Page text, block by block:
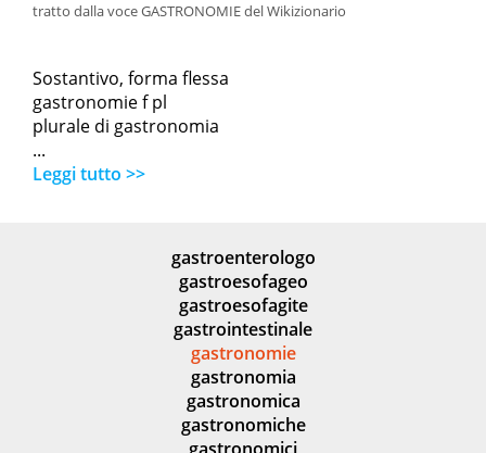
tratto dalla voce GASTRONOMIE del Wikizionario
Sostantivo, forma flessa
gastronomie f pl
plurale di gastronomia
...
Leggi tutto >>
gastroenterologo
gastroesofageo
gastroesofagite
gastrointestinale
gastronomie
gastronomia
gastronomica
gastronomiche